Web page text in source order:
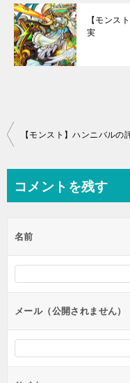
【モンス
実
投
ビ
ー
シ
ン
コメントを残す
名前
メール（公開されません）